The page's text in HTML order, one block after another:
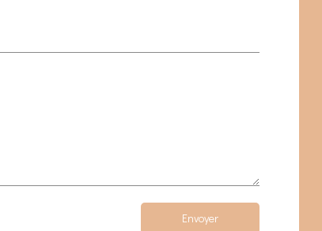
Envoyer